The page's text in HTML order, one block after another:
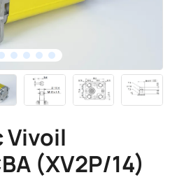
Vivoil
(XV2P/14)